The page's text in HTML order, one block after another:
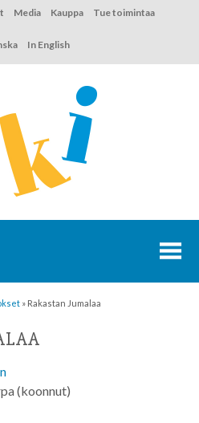
Media Kauppa Tue toimintaa
In English
» Rakastan Jumalaa
(koonnut)